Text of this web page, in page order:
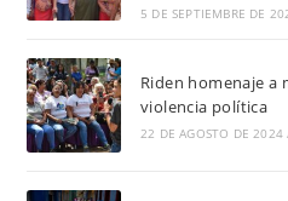
5 DE SEPTIEMBRE DE
Riden homenaje a
violencia política
22 DE AGOSTO DE 2024